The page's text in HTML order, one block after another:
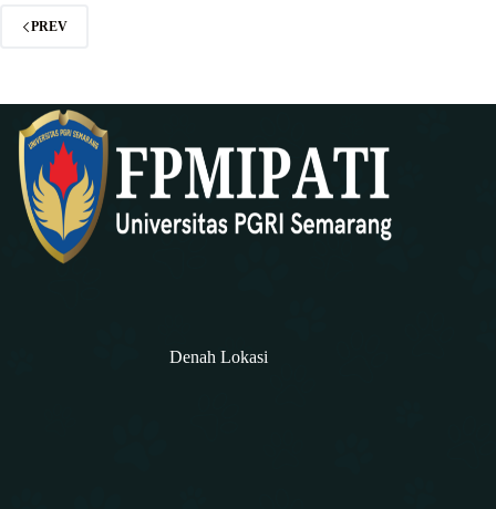
PREV
Denah Lokasi